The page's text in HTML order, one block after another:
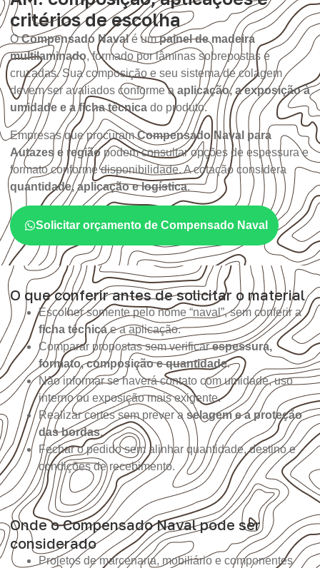
critérios de escolha
OCompensado Navalé umpainel de madeira
multilaminado, formado por lâminas sobrepostas e
cruzadas. Sua composição e seu sistema de colagem
devem ser avaliados conforme a aplicação, a exposição à
umidade e a ficha técnica do produto.
Empresas que procuramCompensado Naval para
Autazes e regiãopodem consultar opções de espessura e
formato conforme disponibilidade. A cotação considera
quantidade, aplicação e logística.
Solicitar orçamento de Compensado Naval
O que conferir antes de solicitar o material
Escolher somente pelo nome “naval”, sem conferir a
ficha técnicae a aplicação.
Comparar propostas sem verificarespessura,
formato, composição e quantidade.
Não informar se haverá contato com umidade, uso
interno ou exposição mais exigente.
Realizar cortes sem prever a selagem e a proteção
das bordas.
Fechar o pedido sem alinhar quantidade, destino e
condições de recebimento.
Onde o Compensado Naval pode ser
considerado
Projetos de marcenaria, mobiliário e componentes